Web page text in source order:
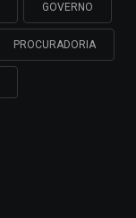
GOVERNO
PROCURADORIA